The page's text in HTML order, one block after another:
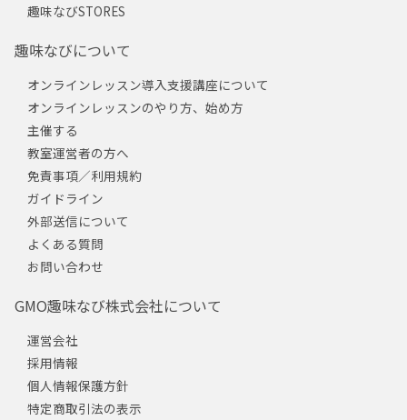
趣味なびSTORES
趣味なびについて
オンラインレッスン導入支援講座について
オンラインレッスンのやり方、始め方
主催する
教室運営者の方へ
免責事項／利用規約
ガイドライン
外部送信について
よくある質問
お問い合わせ
GMO趣味なび株式会社について
運営会社
採用情報
個人情報保護方針
特定商取引法の表示